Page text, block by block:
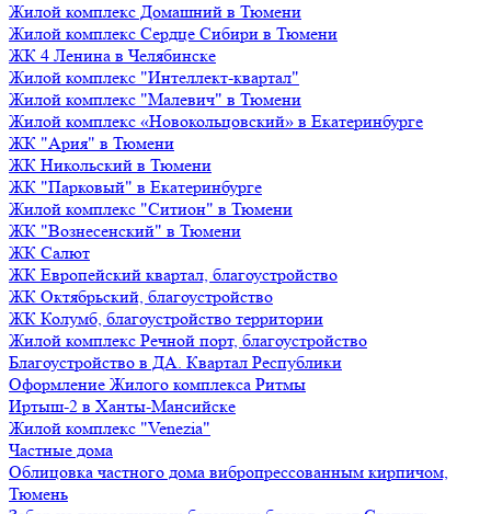
Жилой комплекс Домашний в Тюмени
Жилой комплекс Сердце Сибири в Тюмени
ЖК 4 Ленина в Челябинске
Жилой комплекс "Интеллект-квартал"
Жилой комплекс "Малевич" в Тюмени
Жилой комплекс «Новокольцовский» в Екатеринбурге
ЖК "Ария" в Тюмени
ЖК Никольский в Тюмени
ЖК "Парковый" в Екатеринбурге
Жилой комплекс "Ситион" в Тюмени
ЖК "Вознесенский" в Тюмени
ЖК Салют
ЖК Европейский квартал, благоустройство
ЖК Октябрьский, благоустройство
ЖК Колумб, благоустройство территории
Жилой комплекс Речной порт, благоустройство
Благоустройство в ДА. Квартал Республики
Оформление Жилого комплекса Ритмы
Иртыш-2 в Ханты-Мансийске
Жилой комплекс "Venezia"
Частные дома
Облицовка частного дома вибропрессованным кирпичом,
Тюмень